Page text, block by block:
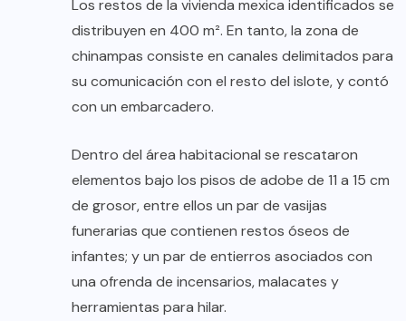
Los restos de la vivienda mexica identificados se
distribuyen en 400 m². En tanto, la zona de
chinampas consiste en canales delimitados para
su comunicación con el resto del islote, y contó
con un embarcadero.
Dentro del área habitacional se rescataron
elementos bajo los pisos de adobe de 11 a 15 cm
de grosor, entre ellos un par de vasijas
funerarias que contienen restos óseos de
infantes; y un par de entierros asociados con
una ofrenda de incensarios, malacates y
herramientas para hilar.